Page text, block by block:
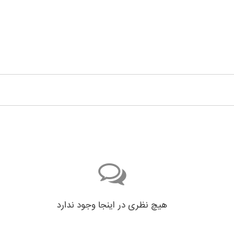
هیچ نظری در اینجا وجود ندارد